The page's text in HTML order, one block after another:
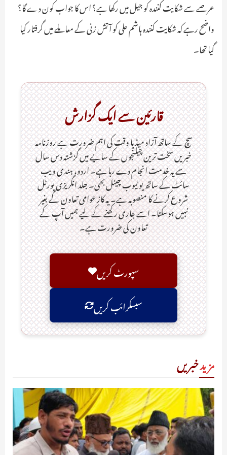
عرصے سے شکایت کنندہ کو جیل میں رکھا ہے؟ اس کا جواب کون دے گا؟
واضح رہے کہ شکایت کنندہ ہاشم علی کو آتش زنی کے معاملے میں گرفتار کیا
گیا تھا۔
قارئین سے ایک گزارش
سچ کے ساتھ آزاد میڈیا وقت کی اہم ضرورت ہےـ روزنامہ
خبریں سخت ترین چیلنجوں کے سایے میں گزشتہ دس سال
سے یہ خدمت انجام دے رہا ہے۔ اردو، ہندی ویب
سائٹ کے ساتھ یو ٹیوب چینل بھی۔ جلد انگریزی پورٹل
شروع کرنے کا منصوبہ ہے۔ یہ کاز عوامی تعاون کے بغیر
نہیں ہوسکتا۔ اسے جاری رکھنے کے لیے ہمیں آپ کے
تعاون کی ضرورت ہے۔
سپورٹ کریں
سبسکرائب کریں
مزیدخبریں